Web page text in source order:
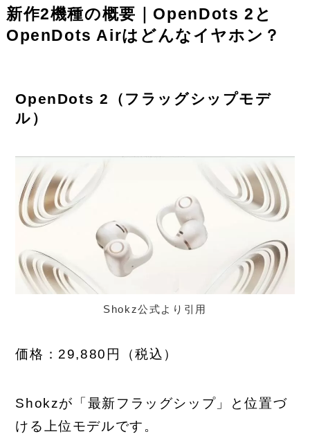
新作2機種の概要｜OpenDots 2と
OpenDots Airはどんなイヤホン？
OpenDots 2（フラッグシップモデ
ル）
Shokz公式より引用
価格：29,880円（税込）
Shokzが「最新フラッグシップ」と位置づ
ける上位モデルです。